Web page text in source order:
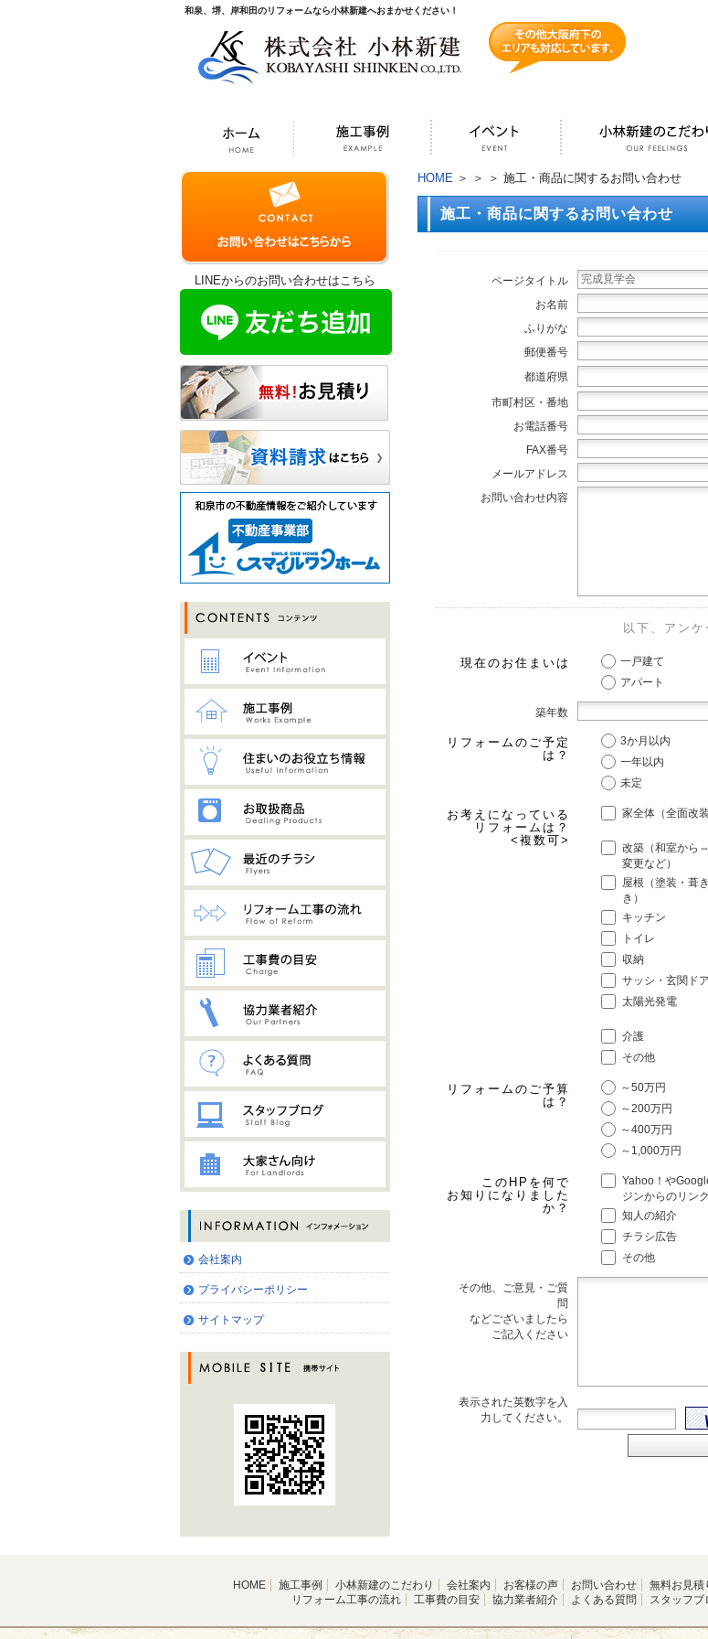
和泉、堺、岸和田のリフォームなら小林新建へおまかせください！
HOME ＞ ＞ ＞ 施工・商品に関するお問い合わせ
施工・商品に関するお問い合わせ
ページタイトル
お名前
ふりがな
郵便番号
都道府県
市町村区・番地
お電話番号
FAX番号
メールアドレス
お問い合わせ内容
以下、アン
現在のお住まいは 一戸建て
アパート
築年数
リフォームのご予定
は？
3か月以内
一年以内
未定
お考えになっている
リフォームは？
<複数可>
家全体（全面改装
改築（和室から
変更など）
屋根（塗装・葺
き）
キッチン
トイレ
収納
サッシ・玄関ドア
太陽光発電
介護
その他
リフォームのご予算
は？
～50万円
～200万円
～400万円
～1,000万円
このHPを何で
お知りになりました
か？
Yahoo！や
ジンからのリンク
知人の紹介
チラシ広告
その他
その他、ご意見・ご質
問
などございましたら
ご記入ください
表示された英数字を入
力してください。
LINEからのお問い合わせはこちら
会社案内
プライバシーポリシー
サイトマップ
HOME 施工事例 小林新建のこだわり 会社案内 お客様の声 お問い合わせ 無料お見積
リフォーム工事の流れ
工事費の目安 協力業者紹介 よくある質問 スタッフブ